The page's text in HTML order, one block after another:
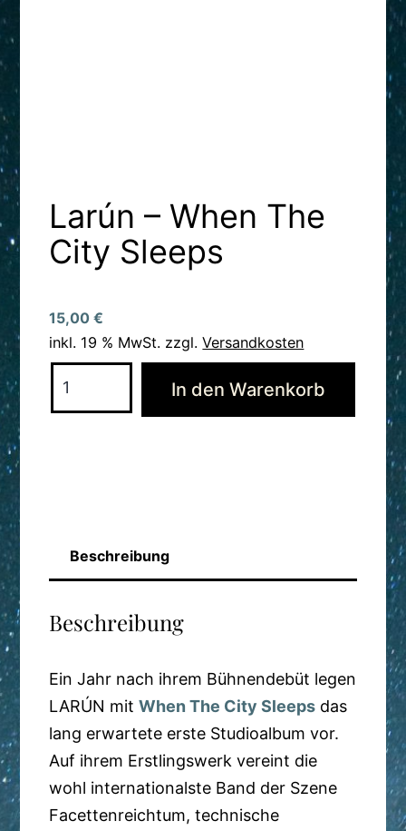
Larún – When The
City Sleeps
15,00€
inkl. 19 % MwSt. zzgl.Versandkosten
In den Warenkorb
Beschreibung
Beschreibung
Ein Jahr nach ihrem Bühnendebüt legen
LARÚN mitWhen The City Sleeps das
lang erwartete erste Studioalbum vor.
Auf ihrem Erstlingswerk vereint die
wohl internationalste Band der Szene
Facettenreichtum, technische